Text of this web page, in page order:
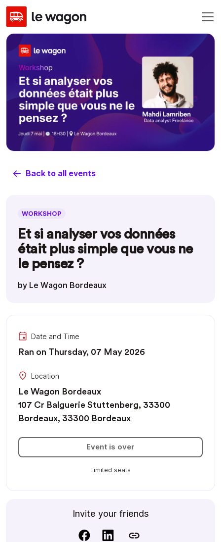
Back to all events
WORKSHOP
Et si analyser vos données
était plus simple que vous ne
le pensez ?
by Le Wagon Bordeaux
Date and Time
Ran on Thursday, 07 May 2026
Location
Le Wagon Bordeaux
107 Cr Balguerie Stuttenberg, 33300
Bordeaux, 33300 Bordeaux
Event is over
Limited seats
Invite your friends